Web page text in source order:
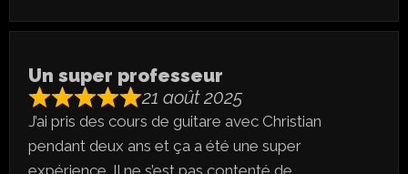
Un super professeur
21 août 2025
J’ai pris des cours de guitare avec Christian
pendant deux ans et ça a été une super